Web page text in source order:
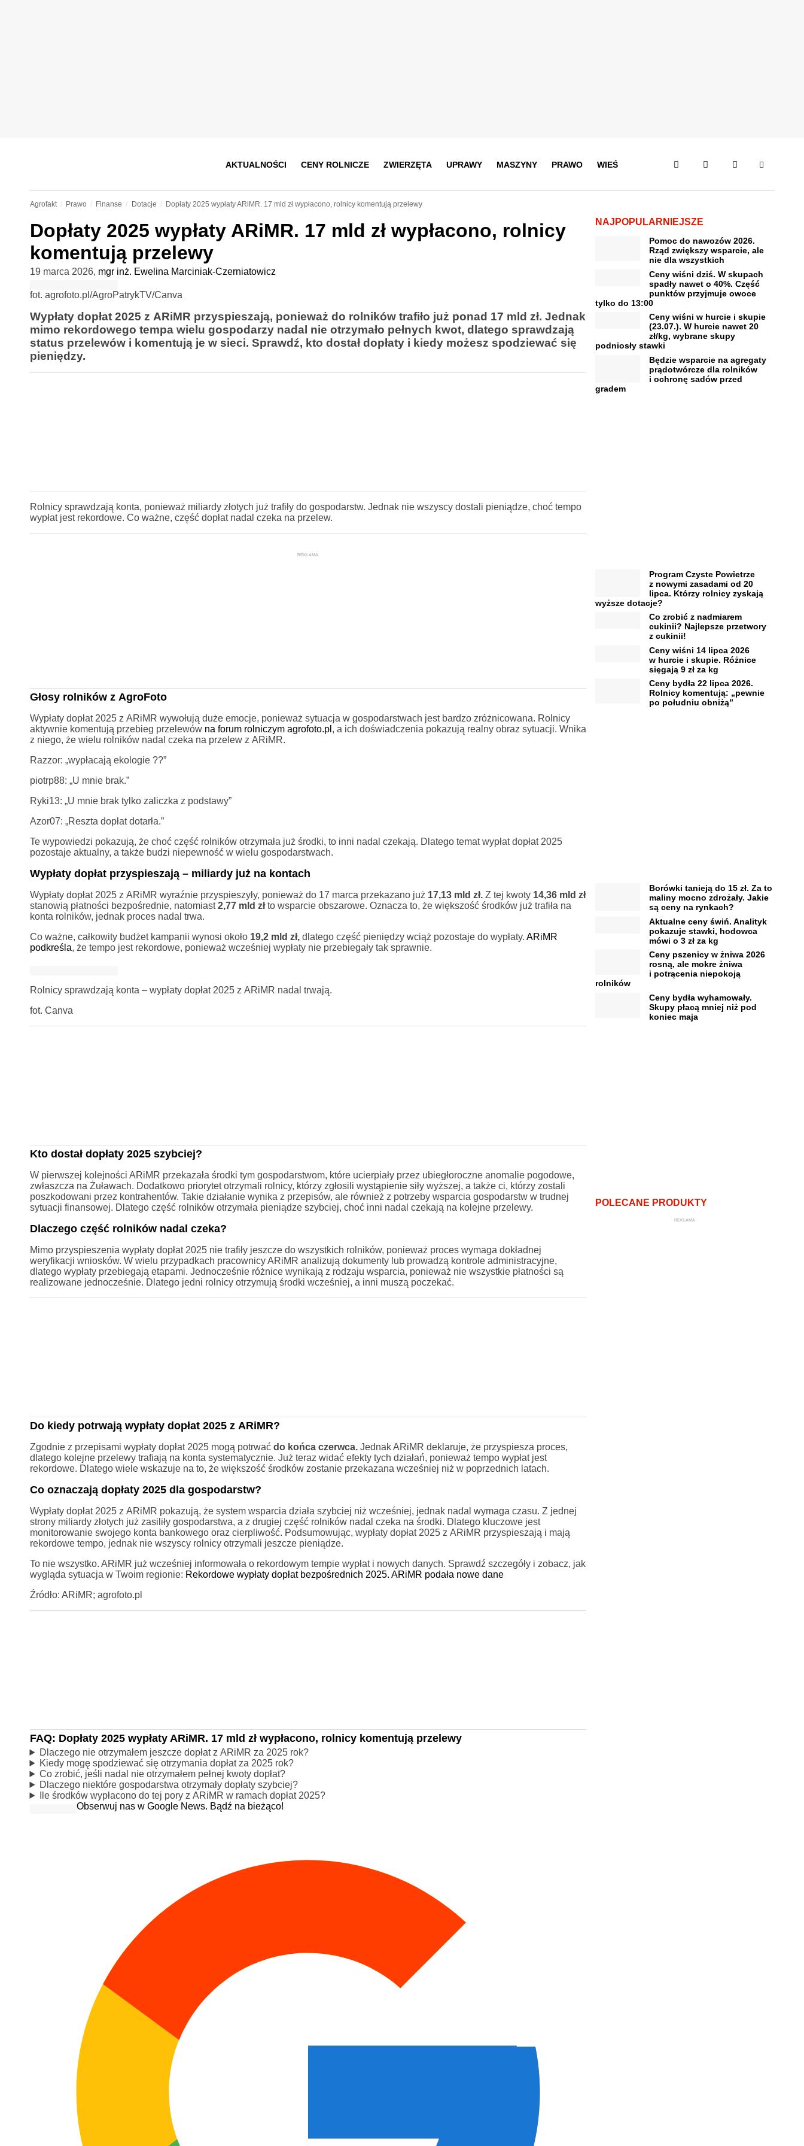
AKTUALNOŚCI CENY ROLNICZE ZWIERZĘTA UPRAWY MASZYNY PRAWO WIEŚ
Agrofakt Prawo Finanse Dotacje Dopłaty 2025 wypłaty ARiMR. 17 mld zł wypłacono, rolnicy komentują przelewy
Dopłaty 2025 wypłaty ARiMR. 17 mld zł wypłacono, rolnicy
komentują przelewy
19 marca 2026, mgr inż. Ewelina Marciniak-Czerniatowicz
fot. agrofoto.pl/AgroPatrykTV/Canva
Wypłaty dopłat 2025 z ARiMR przyspieszają, ponieważ do rolników trafiło już ponad 17 mld zł. Jednak
mimo rekordowego tempa wielu gospodarzy nadal nie otrzymało pełnych kwot, dlatego sprawdzają
status przelewów i komentują je w sieci. Sprawdź, kto dostał dopłaty i kiedy możesz spodziewać się
pieniędzy.
Rolnicy sprawdzają konta, ponieważ miliardy złotych już trafiły do gospodarstw. Jednak nie wszyscy dostali pieniądze, choć tempo
wypłat jest rekordowe. Co ważne, część dopłat nadal czeka na przelew.
REKLAMA
Głosy rolników z AgroFoto
Wypłaty dopłat 2025 z ARiMR wywołują duże emocje, ponieważ sytuacja w gospodarstwach jest bardzo zróżnicowana. Rolnicy
aktywnie komentują przebieg przelewów na forum rolniczym agrofoto.pl , a ich doświadczenia pokazują realny obraz sytuacji. Wnika
z niego, że wielu rolników nadal czeka na przelew z ARiMR.
Razzor: „wypłacają ekologie ??”
piotrp88: „U mnie brak.”
Ryki13: „U mnie brak tylko zaliczka z podstawy”
Azor07: „Reszta dopłat dotarła.”
Te wypowiedzi pokazują, że choć część rolników otrzymała już środki, to inni nadal czekają. Dlatego temat wypłat dopłat 2025
pozostaje aktualny, a także budzi niepewność w wielu gospodarstwach.
Wypłaty dopłat przyspieszają – miliardy już na kontach
Wypłaty dopłat 2025 z ARiMR wyraźnie przyspieszyły, ponieważ do 17 marca przekazano już 17,13 mld zł.Z tej kwoty 14,36 mld zł
stanowią płatności bezpośrednie, natomiast2,77 mld złto wsparcie obszarowe. Oznacza to, że większość środków już trafiła na
konta rolników, jednak proces nadal trwa.
Co ważne, całkowity budżet kampanii wynosi około 19,2 mld zł,dlatego część pieniędzy wciąż pozostaje do wypłaty. ARiMR
podkreśla, że tempo jest rekordowe, ponieważ wcześniej wypłaty nie przebiegały tak sprawnie.
Rolnicy sprawdzają konta – wypłaty dopłat 2025 z ARiMR nadal trwają.
fot. Canva
Kto dostał dopłaty 2025 szybciej?
W pierwszej kolejności ARiMR przekazała środki tym gospodarstwom, które ucierpiały przez ubiegłoroczne anomalie pogodowe,
zwłaszcza na Żuławach. Dodatkowo priorytet otrzymali rolnicy, którzy zgłosili wystąpienie siły wyższej, a także ci, którzy zostali
poszkodowani przez kontrahentów. Takie działanie wynika z przepisów, ale również z potrzeby wsparcia gospodarstw w trudnej
sytuacji finansowej. Dlatego część rolników otrzymała pieniądze szybciej, choć inni nadal czekają na kolejne przelewy.
Dlaczego część rolników nadal czeka?
Mimo przyspieszenia wypłaty dopłat 2025 nie trafiły jeszcze do wszystkich rolników, ponieważ proces wymaga dokładnej
weryfikacji wniosków. W wielu przypadkach pracownicy ARiMR analizują dokumenty lub prowadzą kontrole administracyjne,
dlatego wypłaty przebiegają etapami. Jednocześnie różnice wynikają z rodzaju wsparcia, ponieważ nie wszystkie płatności są
realizowane jednocześnie. Dlatego jedni rolnicy otrzymują środki wcześniej, a inni muszą poczekać.
Do kiedy potrwają wypłaty dopłat 2025 z ARiMR?
Zgodnie z przepisami wypłaty dopłat 2025 mogą potrwać do końca czerwca.Jednak ARiMR deklaruje, że przyspiesza proces,
dlatego kolejne przelewy trafiają na konta systematycznie. Już teraz widać efekty tych działań, ponieważ tempo wypłat jest
rekordowe. Dlatego wiele wskazuje na to, że większość środków zostanie przekazana wcześniej niż w poprzednich latach.
Co oznaczają dopłaty 2025 dla gospodarstw?
Wypłaty dopłat 2025 z ARiMR pokazują, że system wsparcia działa szybciej niż wcześniej, jednak nadal wymaga czasu. Z jednej
strony miliardy złotych już zasiliły gospodarstwa, a z drugiej część rolników nadal czeka na środki. Dlatego kluczowe jest
monitorowanie swojego konta bankowego oraz cierpliwość. Podsumowując, wypłaty dopłat 2025 z ARiMR przyspieszają i mają
rekordowe tempo, jednak nie wszyscy rolnicy otrzymali jeszcze pieniądze.
To nie wszystko. ARiMR już wcześniej informowała o rekordowym tempie wypłat i nowych danych. Sprawdź szczegóły i zobacz, jak
wygląda sytuacja w Twoim regionie: Rekordowe wypłaty dopłat bezpośrednich 2025. ARiMR podała nowe dane
Źródło: ARiMR; agrofoto.pl
FAQ: Dopłaty 2025 wypłaty ARiMR. 17 mld zł wypłacono, rolnicy komentują przelewy
Dlaczego nie otrzymałem jeszcze dopłat z ARiMR za 2025 rok?
Kiedy mogę spodziewać się otrzymania dopłat za 2025 rok?
Co zrobić, jeśli nadal nie otrzymałem pełnej kwoty dopłat?
Dlaczego niektóre gospodarstwa otrzymały dopłaty szybciej?
Ile środków wypłacono do tej pory z ARiMR w ramach dopłat 2025?
Obserwuj nas w Google News. Bądź na bieżąco!
NAJPOPULARNIEJSZE
Pomoc do nawozów 2026.
Rząd zwiększy wsparcie, ale
nie dla wszystkich
Ceny wiśni dziś. W skupach
spadły nawet o 40%. Część
punktów przyjmuje owoce
tylko do 13:00
Ceny wiśni w hurcie i skupie
(23.07.). W hurcie nawet 20
zł/kg, wybrane skupy
podniosły stawki
Będzie wsparcie na agregaty
prądotwórcze dla rolników
i ochronę sadów przed
gradem
Program Czyste Powietrze
z nowymi zasadami od 20
lipca. Którzy rolnicy zyskają
wyższe dotacje?
Co zrobić z nadmiarem
cukinii? Najlepsze przetwory
z cukinii!
Ceny wiśni 14 lipca 2026
w hurcie i skupie. Różnice
sięgają 9 zł za kg
Ceny bydła 22 lipca 2026.
Rolnicy komentują: „pewnie
po południu obniżą”
Borówki tanieją do 15 zł. Za to
maliny mocno zdrożały. Jakie
są ceny na rynkach?
Aktualne ceny świń. Analityk
pokazuje stawki, hodowca
mówi o 3 zł za kg
Ceny pszenicy w żniwa 2026
rosną, ale mokre żniwa
i potrącenia niepokoją
rolników
Ceny bydła wyhamowały.
Skupy płacą mniej niż pod
koniec maja
POLECANE PRODUKTY
REKLAMA